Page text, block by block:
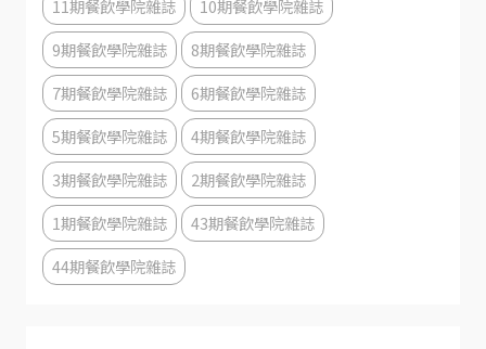
11期餐飲學院雜誌
10期餐飲學院雜誌
9期餐飲學院雜誌
8期餐飲學院雜誌
7期餐飲學院雜誌
6期餐飲學院雜誌
5期餐飲學院雜誌
4期餐飲學院雜誌
3期餐飲學院雜誌
2期餐飲學院雜誌
1期餐飲學院雜誌
43期餐飲學院雜誌
44期餐飲學院雜誌